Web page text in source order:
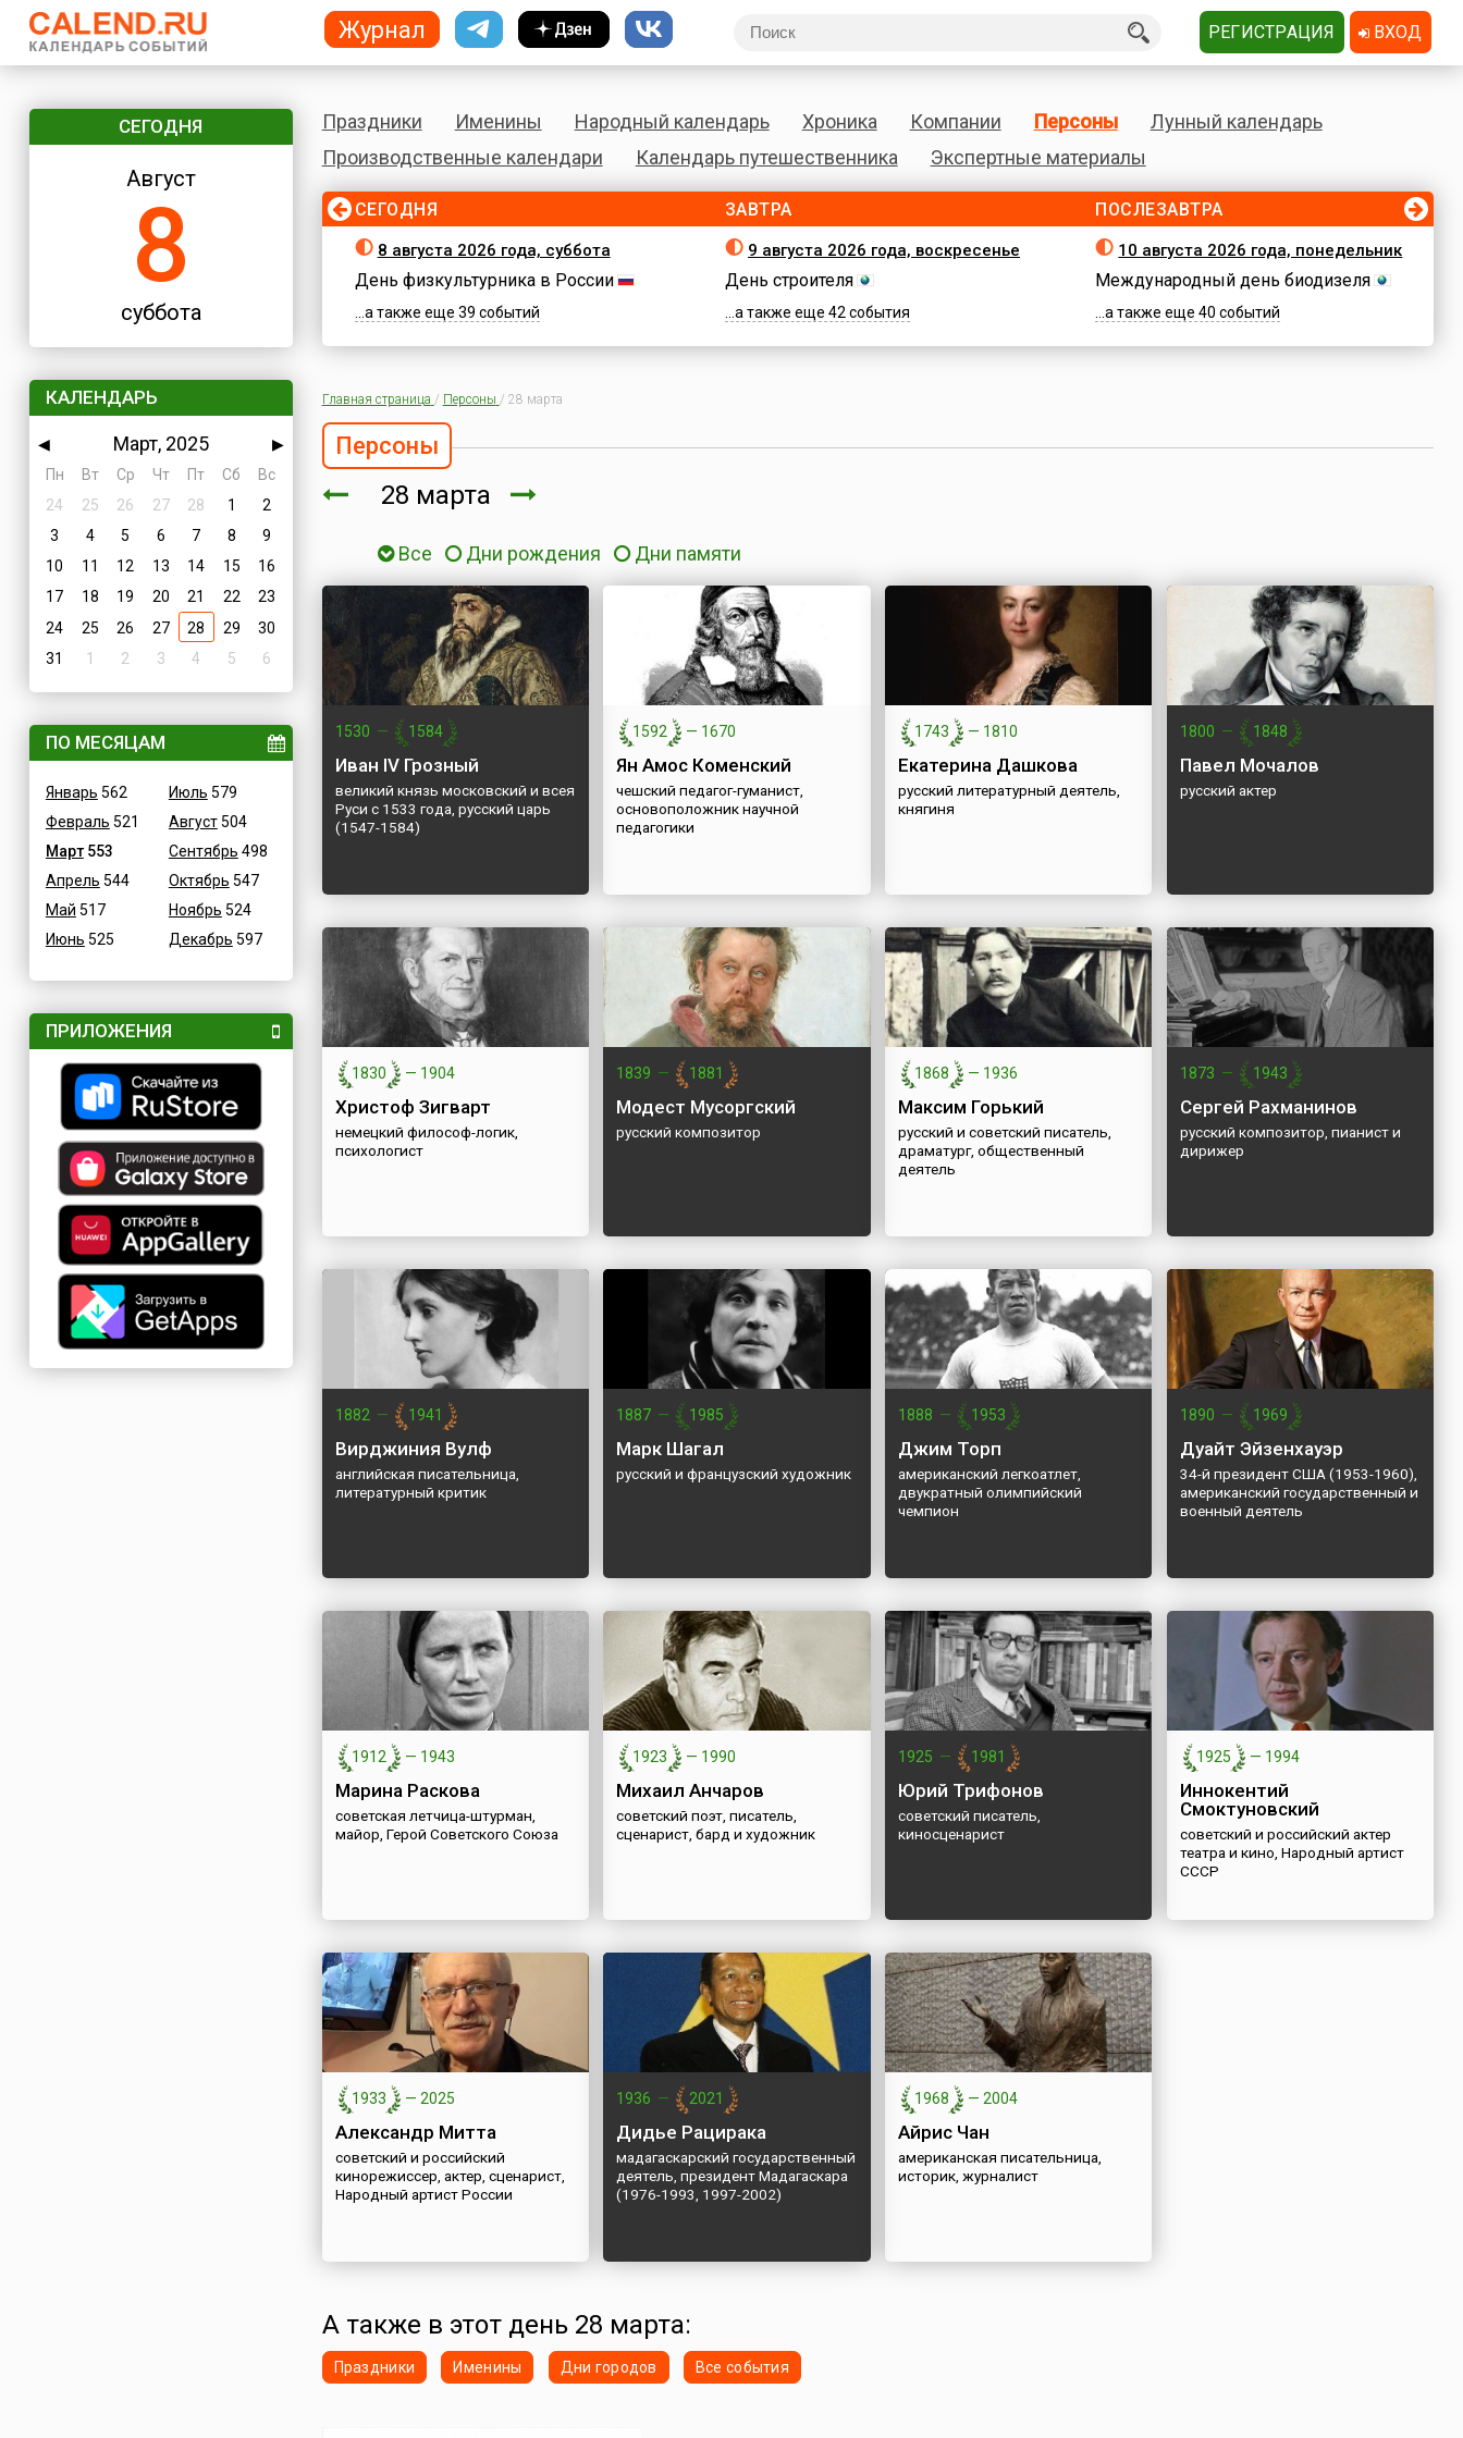
СЕГОДНЯ
Август
8
суббота
КАЛЕНДАРЬ
◀ Март, 2025
▶
Пн
Вт Ср Чт Пт Сб
Вс
24
25 26 27 28 1
2
3
4 5 6 7 8
9
10
11 12 13 14 15
16
17
18 19 20 21 22
23
24
25 26 27 28 29
30
31
1 2 3 4 5 6
ПО МЕСЯЦАМ
Январь 562
Февраль 521
Март553
Апрель 544
Май 517
Июнь 525
Июль 579
Август504
Сентябрь 498
Октябрь 547
Ноябрь 524
Декабрь 597
ПРИЛОЖЕНИЯ
Праздники Именины Народный календарь Хроника Компании Персоны
Лунный календарь
Производственные календари
Календарь путешественника Экспертные материалы
СЕГОДНЯ
8 августа 2026 года, суббота
День физкультурника в России
...а также еще 39 событий
ЗАВТРА
9 августа 2026 года, воскресенье
День строителя
...а также еще 42 события
ПОСЛЕЗАВТРА
10 августа 2026 года, понедельник
Международный день биодизеля
...а также еще 40 событий
Главная страница / Персоны / 28 марта
Персоны
28 марта
Все Дни рождения Дни памяти
1530 — 1584
Иван IV Грозный
великий князь московский и всея
Руси с 1533 года, русский царь
(1547-1584)
1592 — 1670
Ян Амос Коменский
чешский педагог-гуманист,
основоположник научной
педагогики
1743 — 1810
Екатерина Дашкова
русский литературный деятель,
княгиня
1800 — 1848
Павел Мочалов
русский актер
1830 — 1904
Христоф Зигварт
немецкий философ-логик,
психологист
1839 — 1881
Модест Мусоргский
русский композитор
1868 — 1936
Максим Горький
русский и советский писатель,
драматург, общественный
деятель
1873 — 1943
Сергей Рахманинов
русский композитор, пианист и
дирижер
1882 — 1941
Вирджиния Вулф
английская писательница,
литературный критик
1887 — 1985
Марк Шагал
русский и французский художник
1888 — 1953
Джим Торп
американский легкоатлет,
двукратный олимпийский
чемпион
1890 — 1969
Дуайт Эйзенхауэр
34-й президент США (1953-1960),
американский государственный и
военный деятель
1912 — 1943
Марина Раскова
советская летчица-штурман,
майор, Герой Советского Союза
1923 — 1990
Михаил Анчаров
советский поэт, писатель,
сценарист, бард и художник
1925 — 1981
Юрий Трифонов
советский писатель,
киносценарист
1925 — 1994
Иннокентий
Смоктуновский
советский и российский актер
театра и кино, Народный артист
СССР
1933 — 2025
Александр Митта
советский и российский
кинорежиссер, актер, сценарист,
Народный артист России
1936 — 2021
Дидье Рацирака
мадагаскарский государственный
деятель, президент Мадагаскара
(1976-1993, 1997-2002)
1968 —2004
Айрис Чан
американская писательница,
историк, журналист
А также в этот день 28 марта:
Праздники Именины Дни городов Все события
Журнал РЕГИСТРАЦИЯ ВХОД